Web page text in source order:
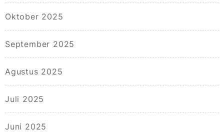
Oktober 2025
September 2025
Agustus 2025
Juli 2025
Juni 2025